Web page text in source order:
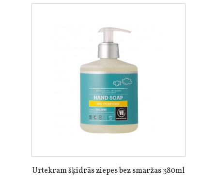
Urtekram šķidrās ziepes bez smaržas 380ml